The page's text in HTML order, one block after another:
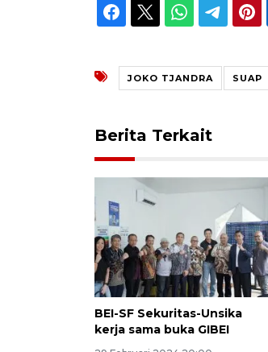
JOKO TJANDRA SUAP
Berita Terkait
BEI-SF Sekuritas-Unsika
kerja sama buka GIBEI